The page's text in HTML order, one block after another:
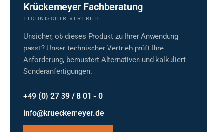
Krückemeyer Fachberatung
TECHNISCHER VERTRIEB
Unsicher, ob dieses Produkt zu Ihrer Anwendung
passt? Unser technischer Vertrieb prüft Ihre
Anforderung, bemustert Alternativen und kalkuliert
Sonderanfertigungen.
+49 (0) 27 39 / 8 01 - 0
info@krueckemeyer.de